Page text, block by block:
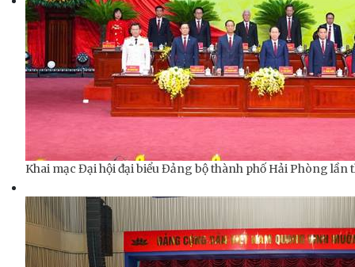
Khai mạc Đại hội đại biểu Đảng bộ thành phố Hải Phòng lần